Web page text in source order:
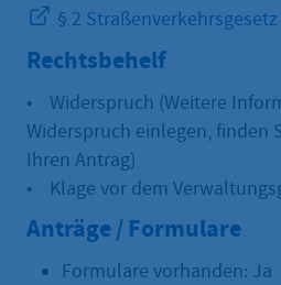
§ 2 Straßenverkehrsgesetz
Rechtsbehelf
• Widerspruch (Weitere
Widerspruch einlegen, finden
Ihren Antrag)
• Klage vor dem
Anträge / Formulare
Formulare vorhanden: Ja